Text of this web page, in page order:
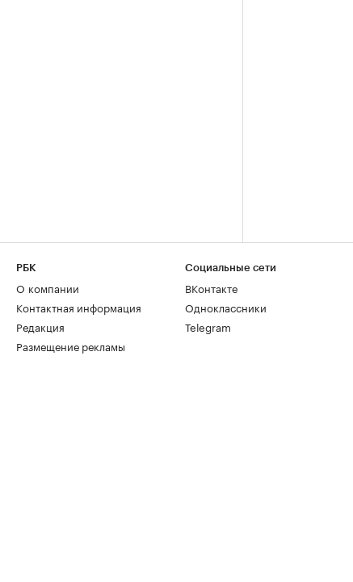
РБК
О компании
Контактная информация
Редакция
Размещение рекламы
Социальные сети
ВКонтакте
Одноклассники
Telegram